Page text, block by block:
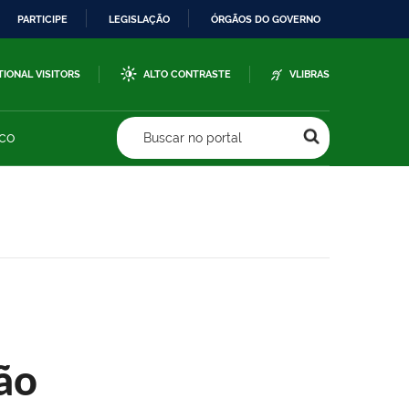
PARTICIPE LEGISLAÇÃO ÓRGÃOS DO GOVERNO
VISITORS ALTO CONTRASTE VLIBRAS
Buscar no portal